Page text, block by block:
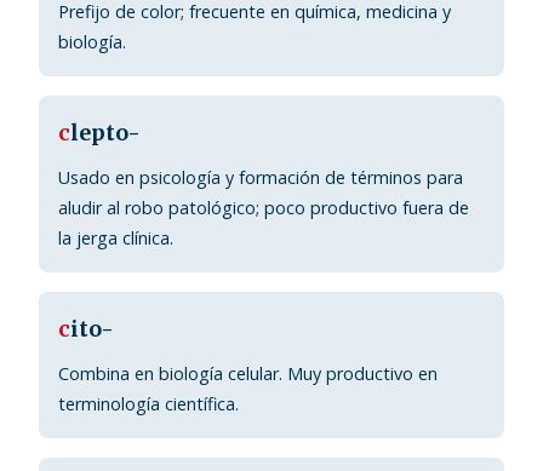
Prefijo de color; frecuente en química, medicina y
biología.
clepto-
Usado en psicología y formación de términos para
aludir al robo patológico; poco productivo fuera de
la jerga clínica.
cito-
Combina en biología celular. Muy productivo en
terminología científica.